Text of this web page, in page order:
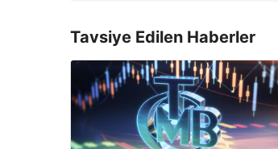
Tavsiye Edilen Haberler